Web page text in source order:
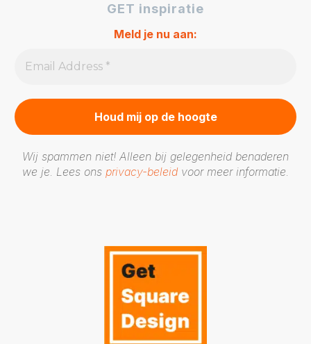
GET inspiratie
Meld je nu aan:
Wij spammen niet! Alleen bij gelegenheid benaderen
we je. Lees ons privacy-beleidvoor meer informatie.